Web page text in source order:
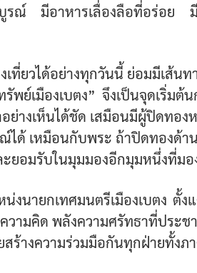
บูรณ์ มีอาหารเลื่องลือที่อร่อ
เที่ยวได้อย่างทุกวันนี้ ย่อมมีเส้
ย์เมืองเบตง” จึงเป็นจุดเริ่มต้
ย่างเห็นได้ชัด เสมือนมีผู้ปิดทอ
ณ์ได้ เหมือนกับพระ ถ้าปิดทอง
ยอมรับในมุมมองอีกมุมหนึ่งที่มอ
งนายกเทศมนตรีเมืองเบตง
มคิด พลังความศรัทธาที่ประช
สร้างความร่วมมือกันทุกฝ่ายทั้